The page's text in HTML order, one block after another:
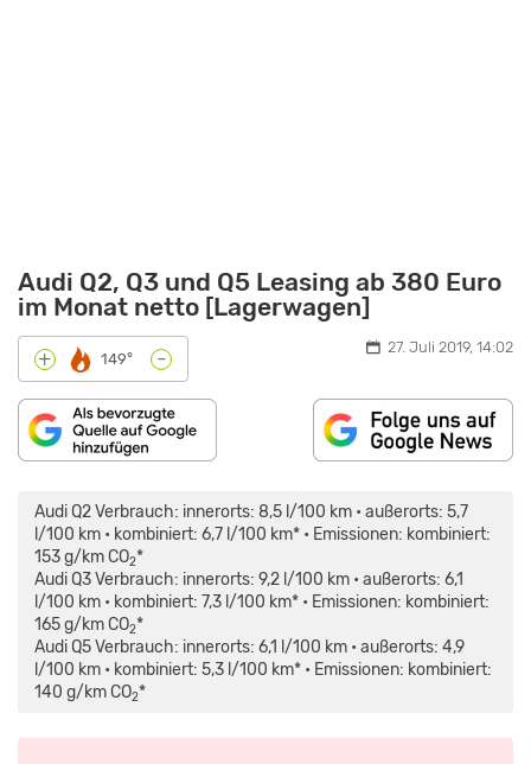
Audi Q2, Q3 und Q5 Leasing ab 380 Euro
im Monat netto [Lagerwagen]
+ 149° - 27. Juli 2019, 14:02
Audi Q2 Verbrauch: innerorts: 8,5 l/100 km • außerorts: 5,7
l/100 km • kombiniert: 6,7 l/100 km* • Emissionen: kombiniert:
153 g/km CO2*
Audi Q3 Verbrauch: innerorts: 9,2 l/100 km • außerorts: 6,1
l/100 km • kombiniert: 7,3 l/100 km* • Emissionen: kombiniert:
165 g/km CO2*
Audi Q5 Verbrauch: innerorts: 6,1 l/100 km • außerorts: 4,9
l/100 km • kombiniert: 5,3 l/100 km* • Emissionen: kombiniert:
140 g/km CO2*
2016
TEST
REVIEW
FAHRBERICHT
MOTORWOCHE“
VON
YOUTUBE
ANZEIGEN
(2018)
ERSTE
FAHRT
DETAILS
REVIEW
FAHRBERICHT“
VON
YOUTUBE
ANZEIGEN
NEUEN
AUDI
(2017)“
VON
YOUTUBE
ANZEIGEN